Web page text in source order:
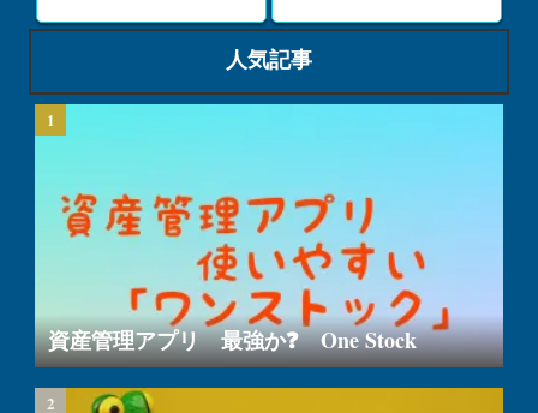
人気記事
資産管理アプリ 最強か❓ One Stock